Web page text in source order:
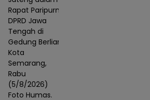
Rapat Paripurna
DPRD Jawa
Tengah di
Gedung Berlian,
Kota
Semarang,
Rabu
(5/8/2026)
Foto Humas.